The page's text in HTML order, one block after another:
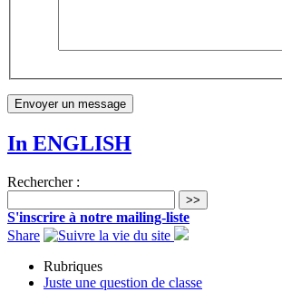
In ENGLISH
Rechercher :
>>
S'inscrire à notre mailing-liste
Share
Rubriques
Juste une question de classe